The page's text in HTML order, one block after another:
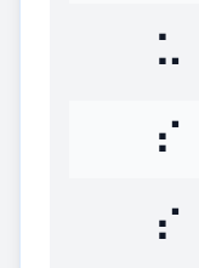
⠥
⠎
⠎